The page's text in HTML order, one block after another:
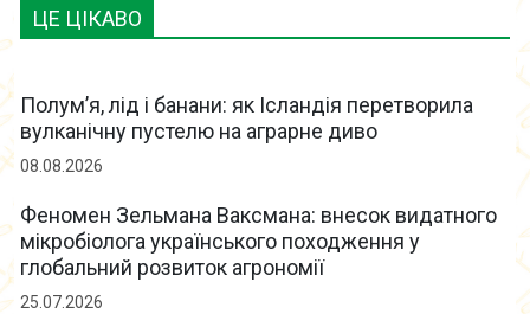
ЦЕ ЦІКАВО
Полум’я, лід і банани: як Ісландія перетворила
вулканічну пустелю на аграрне диво
08.08.2026
Феномен Зельмана Ваксмана: внесок видатного
мікробіолога українського походження у
глобальний розвиток агрономії
25.07.2026